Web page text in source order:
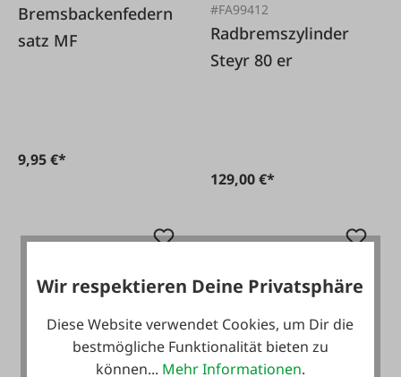
Bremsbackenfedern
satz MF
9,95 €*
#FA99412
Radbremszylinder
Steyr 80 er
129,00 €*
Wir respektieren Deine Privatsphäre
Diese Website verwendet Cookies, um Dir die
bestmögliche Funktionalität bieten zu
können... Mehr Informationen.